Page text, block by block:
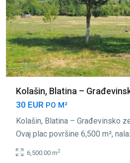
Kolašin, Blatina –
30 EUR PO M²
Kolašin, Blatina – Građevinsko
Ovaj plac površine 6,500 m²,
6,500.00 m2